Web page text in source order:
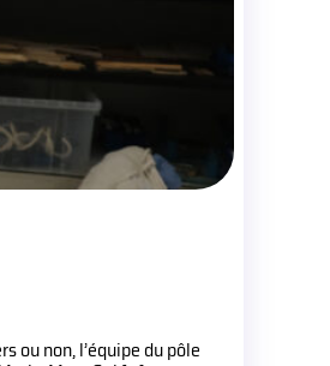
ou non, l’équipe du pôle